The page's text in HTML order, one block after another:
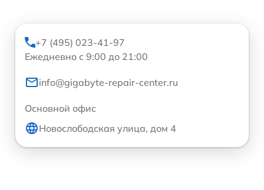
+7 (495) 023-41-97
Ежедневно с 9:00 до 21:00
info@gigabyte-repair-center.ru
Основной офис
Новослободская улица, дом 4